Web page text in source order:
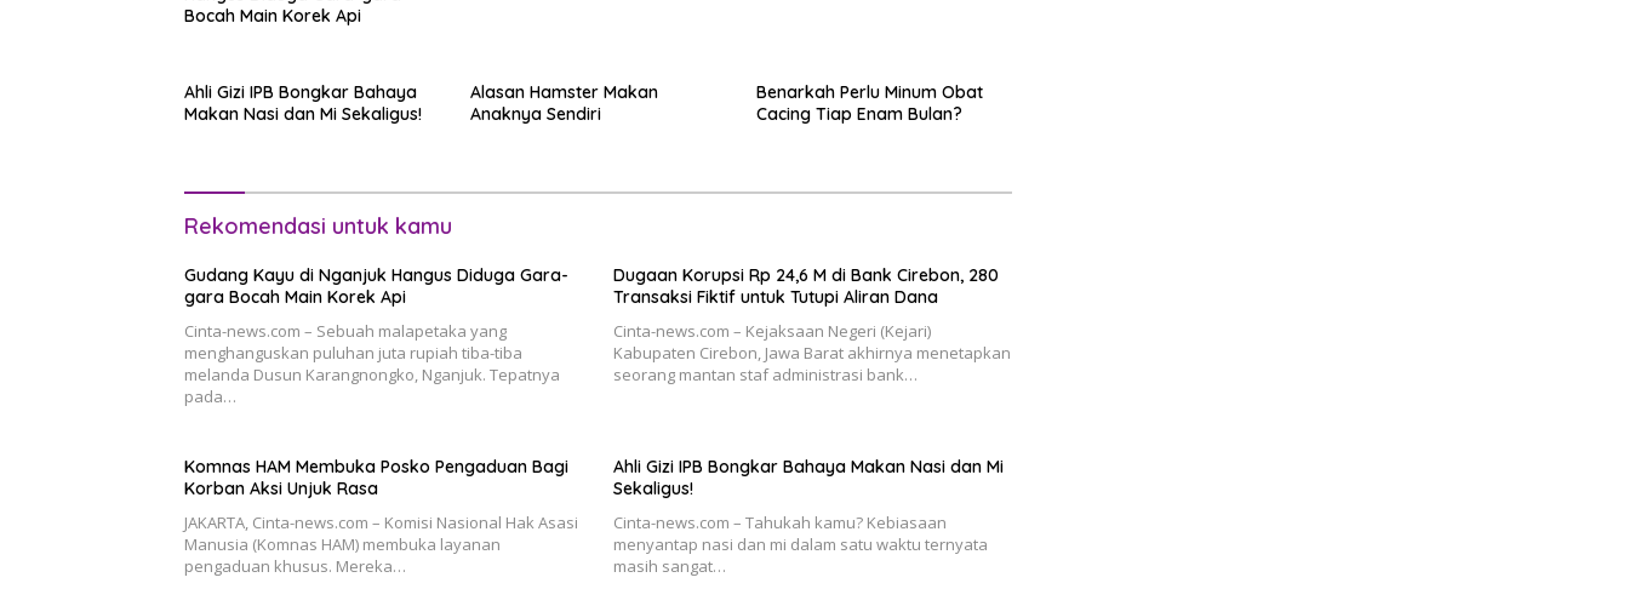
Bocah Main Korek Api
Ahli Gizi IPB Bongkar Bahaya
Makan Nasi dan Mi Sekaligus!
Alasan Hamster Makan
Anaknya Sendiri
Benarkah Perlu Minum Obat
Cacing Tiap Enam Bulan?
Rekomendasi untuk kamu
Gudang Kayu di Nganjuk Hangus Diduga Gara-
gara Bocah Main Korek Api
Cinta-news.com – Sebuah malapetaka yang
menghanguskan puluhan juta rupiah tiba-tiba
melanda Dusun Karangnongko, Nganjuk. Tepatnya
pada…
Dugaan Korupsi Rp 24,6 M di Bank Cirebon, 280
Transaksi Fiktif untuk Tutupi Aliran Dana
Cinta-news.com – Kejaksaan Negeri (Kejari)
Kabupaten Cirebon, Jawa Barat akhirnya menetapkan
seorang mantan staf administrasi bank…
Komnas HAM Membuka Posko Pengaduan Bagi
Korban Aksi Unjuk Rasa
JAKARTA, Cinta-news.com – Komisi Nasional Hak Asasi
Manusia (Komnas HAM) membuka layanan
pengaduan khusus. Mereka…
Ahli Gizi IPB Bongkar Bahaya Makan Nasi dan Mi
Sekaligus!
Cinta-news.com – Tahukah kamu? Kebiasaan
menyantap nasi dan mi dalam satu waktu ternyata
masih sangat…